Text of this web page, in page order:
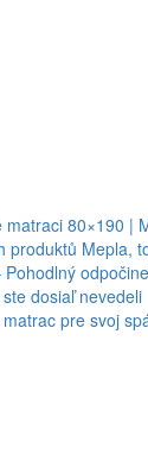
matraci 80×190 |
produktů Mepla,
dosiaľ nevedeli
pre svoj